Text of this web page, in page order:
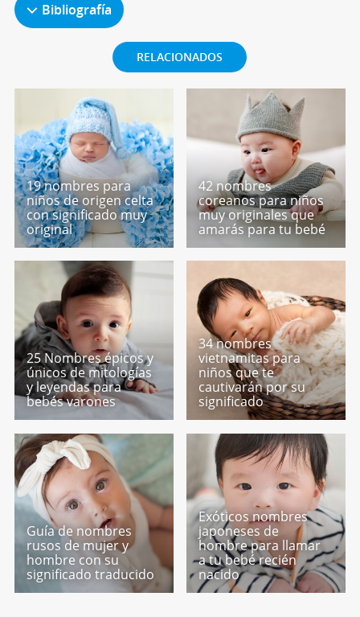
Bibliografía
RELACIONADOS
19 nombres para
niños de origen celta
con significado muy
original
42 nombres
coreanos para niños
muy originales que
amarás para tu bebé
25 Nombres épicos y
únicos de mitologías
y leyendas para
bebés varones
34 nombres
vietnamitas para
niños que te
cautivarán por su
significado
Guía de nombres
rusos de mujer y
hombre con su
significado traducido
Exóticos nombres
japoneses de
hombre para llamar
a tu bebé recién
nacido